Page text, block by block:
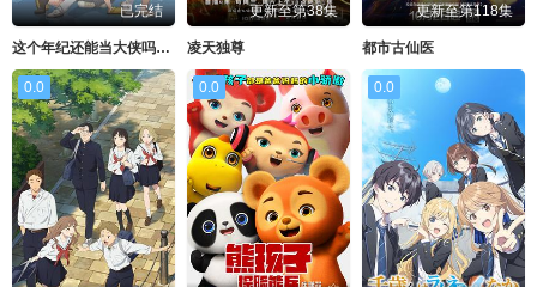
已完结
这个年纪还能当大侠吗第二季
更新至第38集
凌天独尊
更新至第118集
都市古仙医
0.0 0.0 0.0